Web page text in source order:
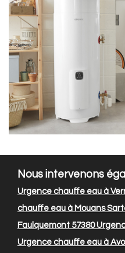
Nous intervenons
Urgence chauffe eau à
chauffe eau à Mouans
Faulquemont 57380
Urgence chauffe eau à